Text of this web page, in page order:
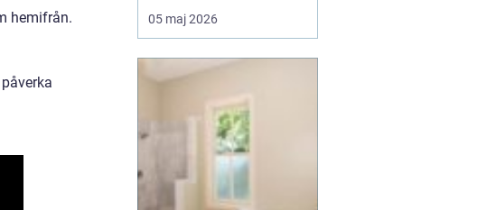
hemifrån.
Kostnaderna är ofta
höga, många beslut ska
hålla i många år. Många
badrumsbutik Kristia...
05 maj 2026